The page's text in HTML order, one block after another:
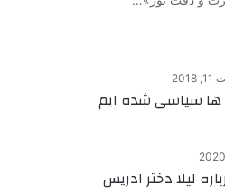
ها سیاسی شده ایم
لیلا دختر ادریس